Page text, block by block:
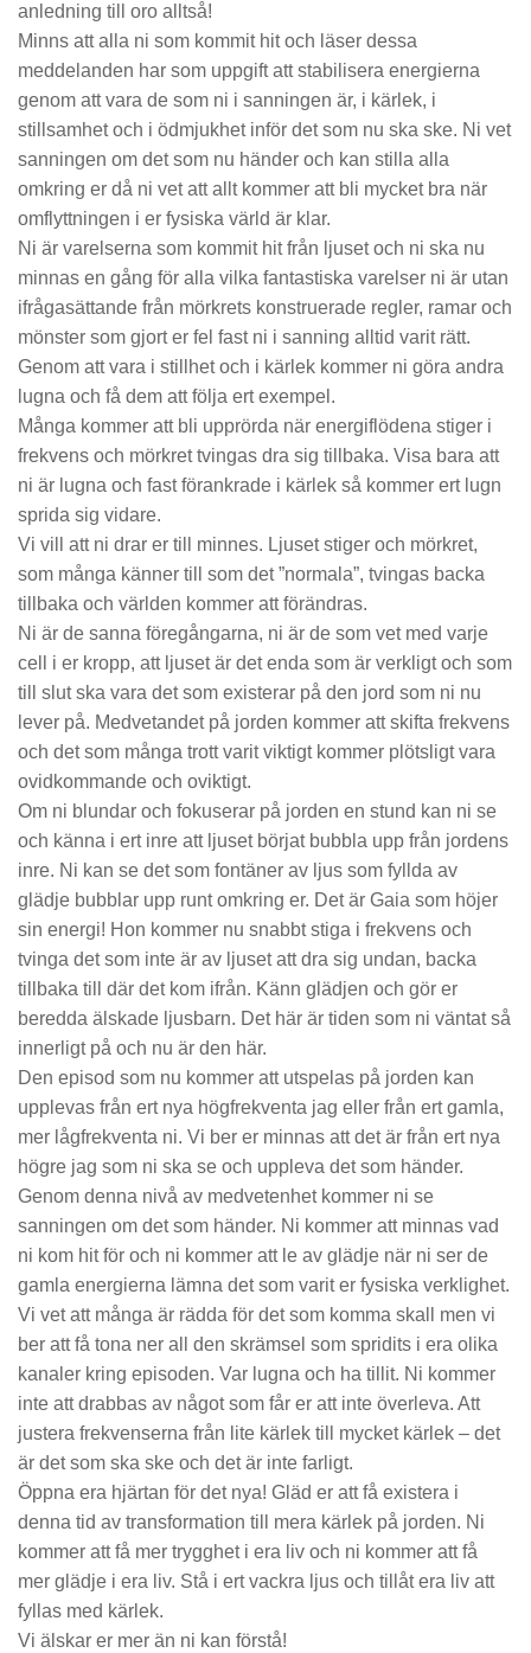
anledning till oro alltså!
Minns att alla ni som kommit hit och läser dessa
meddelanden har som uppgift att stabilisera energierna
genom att vara de som ni i sanningen är, i kärlek, i
stillsamhet och i ödmjukhet inför det som nu ska ske. Ni vet
sanningen om det som nu händer och kan stilla alla
omkring er då ni vet att allt kommer att bli mycket bra när
omflyttningen i er fysiska värld är klar.
Ni är varelserna som kommit hit från ljuset och ni ska nu
minnas en gång för alla vilka fantastiska varelser ni är utan
ifrågasättande från mörkrets konstruerade regler, ramar och
mönster som gjort er fel fast ni i sanning alltid varit rätt.
Genom att vara i stillhet och i kärlek kommer ni göra andra
lugna och få dem att följa ert exempel.
Många kommer att bli upprörda när energiflödena stiger i
frekvens och mörkret tvingas dra sig tillbaka. Visa bara att
ni är lugna och fast förankrade i kärlek så kommer ert lugn
sprida sig vidare.
Vi vill att ni drar er till minnes. Ljuset stiger och mörkret,
som många känner till som det ”normala”, tvingas backa
tillbaka och världen kommer att förändras.
Ni är de sanna föregångarna, ni är de som vet med varje
cell i er kropp, att ljuset är det enda som är verkligt och som
till slut ska vara det som existerar på den jord som ni nu
lever på. Medvetandet på jorden kommer att skifta frekvens
och det som många trott varit viktigt kommer plötsligt vara
ovidkommande och oviktigt.
Om ni blundar och fokuserar på jorden en stund kan ni se
och känna i ert inre att ljuset börjat bubbla upp från jordens
inre. Ni kan se det som fontäner av ljus som fyllda av
glädje bubblar upp runt omkring er. Det är Gaia som höjer
sin energi! Hon kommer nu snabbt stiga i frekvens och
tvinga det som inte är av ljuset att dra sig undan, backa
tillbaka till där det kom ifrån. Känn glädjen och gör er
beredda älskade ljusbarn. Det här är tiden som ni väntat så
innerligt på och nu är den här.
Den episod som nu kommer att utspelas på jorden kan
upplevas från ert nya högfrekventa jag eller från ert gamla,
mer lågfrekventa ni. Vi ber er minnas att det är från ert nya
högre jag som ni ska se och uppleva det som händer.
Genom denna nivå av medvetenhet kommer ni se
sanningen om det som händer. Ni kommer att minnas vad
ni kom hit för och ni kommer att le av glädje när ni ser de
gamla energierna lämna det som varit er fysiska verklighet.
Vi vet att många är rädda för det som komma skall men vi
ber att få tona ner all den skrämsel som spridits i era olika
kanaler kring episoden. Var lugna och ha tillit. Ni kommer
inte att drabbas av något som får er att inte överleva. Att
justera frekvenserna från lite kärlek till mycket kärlek – det
är det som ska ske och det är inte farligt.
Öppna era hjärtan för det nya! Gläd er att få existera i
denna tid av transformation till mera kärlek på jorden. Ni
kommer att få mer trygghet i era liv och ni kommer att få
mer glädje i era liv. Stå i ert vackra ljus och tillåt era liv att
fyllas med kärlek.
Vi älskar er mer än ni kan förstå!